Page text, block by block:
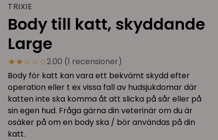
TRIXIE
Body till katt, skyddande
Large
★★☆☆☆2.00 (1 recensioner)
Body för katt kan vara ett bekvämt skydd efter
operation eller t ex vissa fall av hudsjukdomar där
katten inte ska komma åt att slicka på sår eller på
sin egen hud. Fråga gärna din veterinär om du är
osäker på om en body ska / bör användas på din
katt.